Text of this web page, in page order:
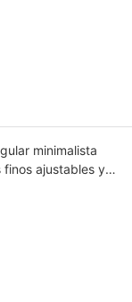
minimalista
finos ajustables y